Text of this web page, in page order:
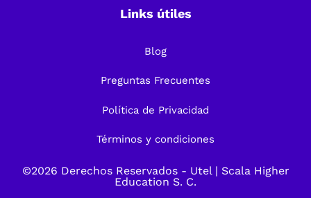
Links útiles
Blog
Preguntas Frecuentes
Política de Privacidad
Términos y condiciones
©2026 Derechos Reservados - Utel | Scala Higher
Education S. C.